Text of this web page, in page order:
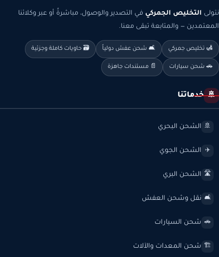
نتولى التخليص الجمركي في التصدير والوصول، مباشرةً أو عبر وكلائنا
المعتمدين — والمتابعة تبقى معنا.
🛃 تخليص جمركي 🛋️ شحن عفش دولياً 🗃️ حاويات كاملة وجزئية
🚗 شحن سيارات 📄 مستندات جاهزة
🚢 خدماتنا
🚢 الشحن البحري
✈️ الشحن الجوي
🛣️ الشحن البري
🛋️ نقل وشحن العفش
🚗 شحن السيارات
🏗️ شحن المعدات والآلات